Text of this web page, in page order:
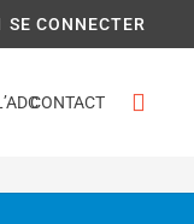
SE CONNECTER
CONTACT